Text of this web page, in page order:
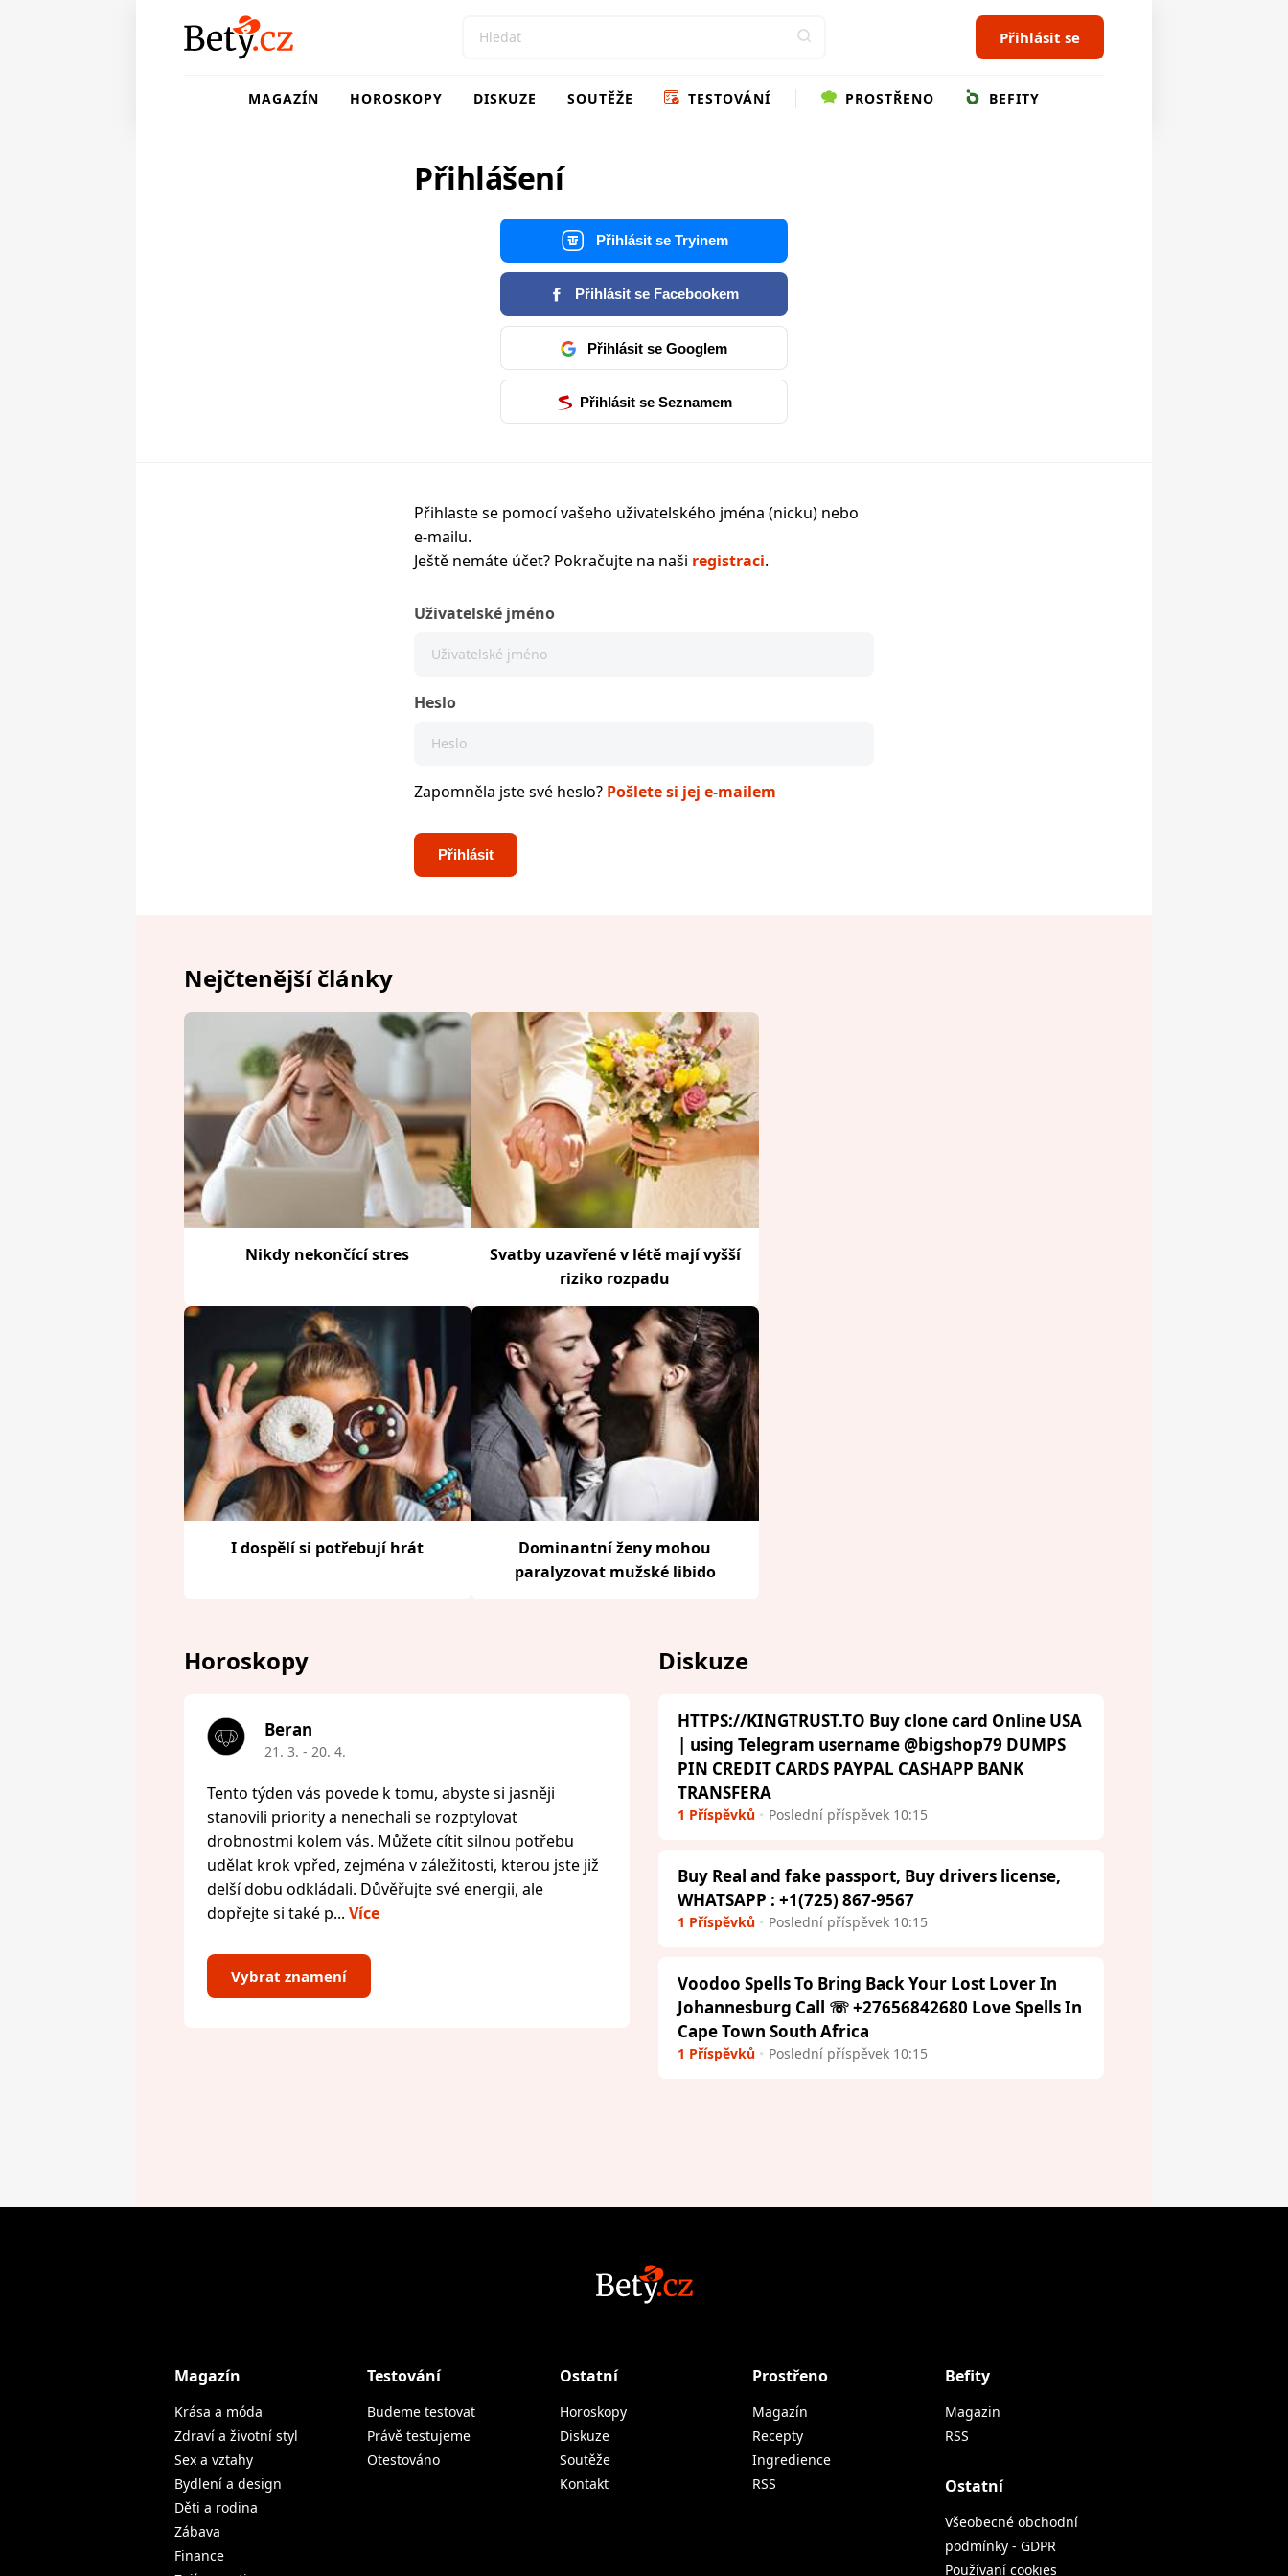
Přihlásit se
MAGAZÍN HOROSKOPY DISKUZE SOUTĚŽE TESTOVÁNÍ PROSTŘENO BEFITY
Přihlášení
Přihlásit se Tryinem
Přihlásit se Facebookem
Přihlásit se Googlem
Přihlásit se Seznamem
Přihlaste se pomocí vašeho uživatelského jména (nicku) nebo
e-mailu.
Ještě nemáte účet? Pokračujte na naši registraci.
Uživatelské jméno
Heslo
Zapomněla jste své heslo? Pošlete si jej e-mailem
Nejčtenější články
Nikdy nekončící stres
Svatby uzavřené v létě mají vyšší
riziko rozpadu
I dospělí si potřebují hrát
Dominantní ženy mohou
paralyzovat mužské libido
Horoskopy
Beran
21. 3. - 20. 4.
Tento týden vás povede k tomu, abyste si jasněji
stanovili priority a nenechali se rozptylovat
drobnostmi kolem vás. Můžete cítit silnou potřebu
udělat krok vpřed, zejména v záležitosti, kterou jste již
delší dobu odkládali. Důvěřujte své energii, ale
dopřejte si také p... Více
Vybrat znamení
Diskuze
HTTPS://KINGTRUST.TO Buy clone card Online USA
| using Telegram username @bigshop79 DUMPS
PIN CREDIT CARDS PAYPAL CASHAPP BANK
TRANSFERA
1 Příspěvků Poslední příspěvek 10:15
Buy Real and fake passport, Buy drivers license,
WHATSAPP : +1(725) 867-9567
1 Příspěvků Poslední příspěvek 10:15
Voodoo Spells To Bring Back Your Lost Lover In
Johannesburg Call ☏ +27656842680 Love Spells In
Cape Town South Africa
1 Příspěvků Poslední příspěvek 10:15
Magazín
Krása a móda
Zdraví a životní styl
Sex a vztahy
Bydlení a design
Děti a rodina
Zábava
Finance
Testování
Budeme testovat
Právě testujeme
Otestováno
Ostatní
Horoskopy
Diskuze
Soutěže
Kontakt
Prostřeno
Magazín
Recepty
Ingredience
RSS
Befity
Magazin
RSS
Ostatní
Všeobecné obchodní
podmínky - GDPR
Používaní cookies